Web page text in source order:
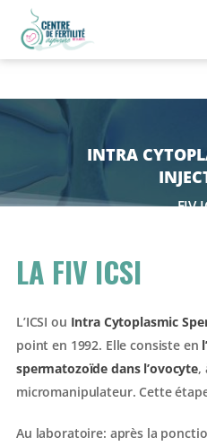
INTRA
- FIV
LA FIV ICSI
L’ICSI ou Intra Cytoplasmic
point en 1992. Elle consiste en
spermatozoïde dans l’ovocyte,
micromanipulateur. Cette
Au laboratoire: après la